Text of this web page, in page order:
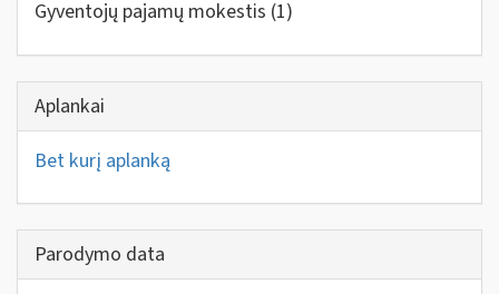
Gyventojų pajamų mokestis (1)
Aplankai
Bet kurį aplanką
Parodymo data